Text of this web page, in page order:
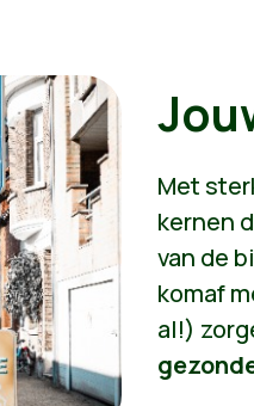
Met
kernen
van de
komaf
al!)